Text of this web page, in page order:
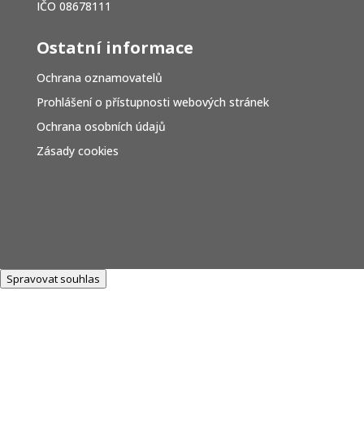
IČO 08678111
Ostatní informace
Ochrana oznamovatelů
Prohlášení o přístupnosti webových stránek
Ochrana osobních údajů
Zásady cookies
Spravovat souhlas